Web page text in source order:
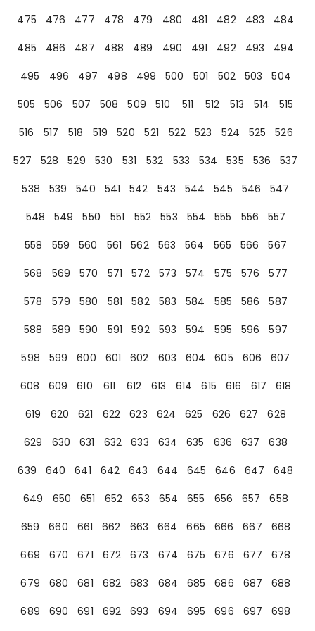
475
476 477 478 479 480 481 482 483
484
485
486 487 488 489 490 491 492 493
494
495
496 497 498 499 500 501 502 503
504
505
506 507 508 509 510 511 512 513 514
515
516
517 518 519 520 521 522 523 524 525
526
527
528 529 530 531 532 533 534 535 536
537
538
539 540 541 542 543 544 545 546
547
548
549 550 551 552 553 554 555 556
557
558
559 560 561 562 563 564 565 566
567
568
569 570 571 572 573 574 575 576
577
578
579 580 581 582 583 584 585 586
587
588
589 590 591 592 593 594 595 596
597
598
599 600 601 602 603 604 605 606
607
608
609 610 611 612 613 614 615 616 617
618
619
620 621 622 623 624 625 626 627
628
629
630 631 632 633 634 635 636 637
638
639
640 641 642 643 644 645 646 647
648
649
650 651 652 653 654 655 656 657
658
659
660 661 662 663 664 665 666 667
668
669
670 671 672 673 674 675 676 677
678
679
680 681 682 683 684 685 686 687
688
689
690 691 692 693 694 695 696 697
698